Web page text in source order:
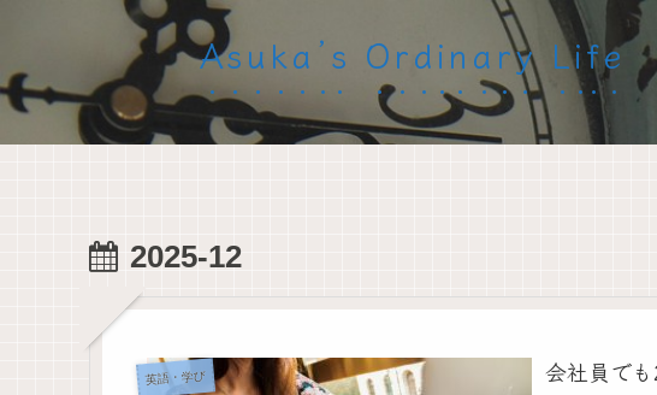
Asuka’s Ordinary Life
2025-12
英語・学び
会社員で